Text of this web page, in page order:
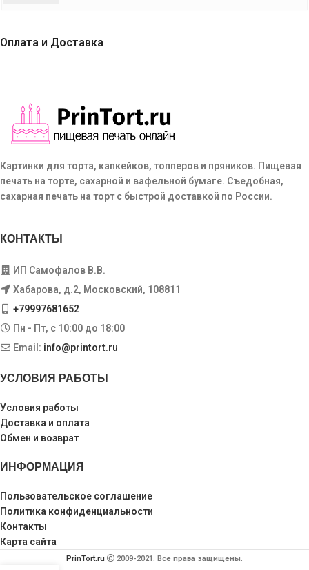
Оплата и Доставка
Картинки для торта, капкейков, топперов и пряников. Пищевая
печать на торте, сахарной и вафельной бумаге. Съедобная,
сахарная печать на торт с быстрой доставкой по России.
КОНТАКТЫ
ИП Самофалов В.В.
Хабарова, д.2, Московский, 108811
+79997681652
Пн - Пт, с 10:00 до 18:00
Email: info@printort.ru
УСЛОВИЯ РАБОТЫ
Условия работы
Доставка и оплата
Обмен и возврат
ИНФОРМАЦИЯ
Пользовательское соглашение
Политика конфиденциальности
Контакты
Карта сайта
PrinTort.ru 2009-2021. Все права защищены.